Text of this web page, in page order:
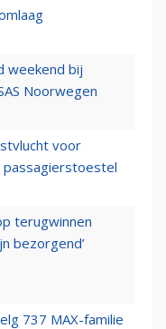
weekend bij
Noorwegen
voor
passagierstoestel
terugwinnen
bezorgend’
737 MAX-familie